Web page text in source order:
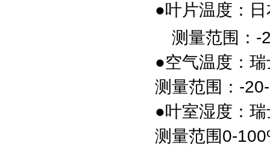
●叶片温度：
测量范围：
●空气温度： 瑞
测量范围：-
●叶室湿度： 瑞
测量范围0-